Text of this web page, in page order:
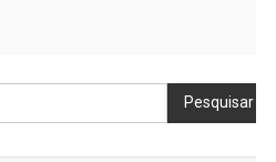
Pesquisar